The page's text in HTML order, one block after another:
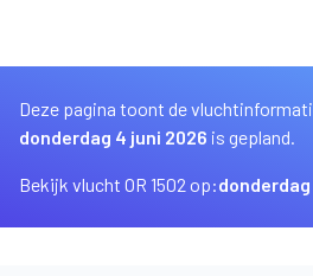
Deze pagina toont de
donderdag 4 juni 2026 is gepland.
Bekijk vlucht OR 1502 op: